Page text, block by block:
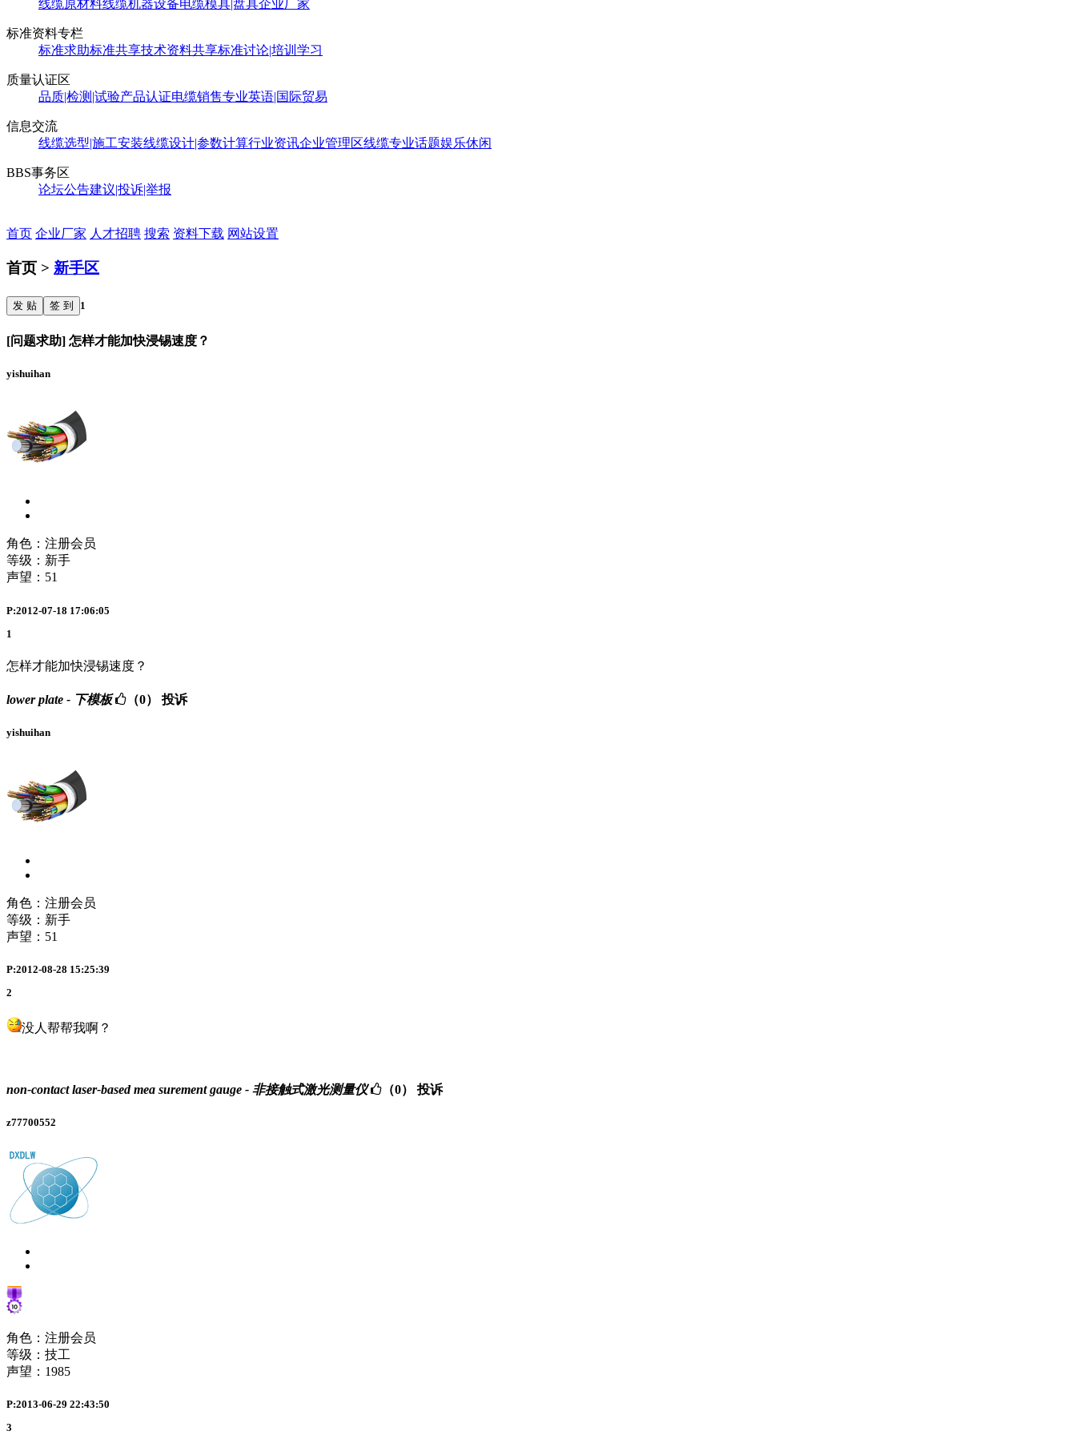
线缆原材料线缆机器设备电缆模具|盘具企业厂家
标准资料专栏
标准求助标准共享技术资料共享标准讨论|培训学习
质量认证区
品质|检测|试验产品认证电缆销售专业英语|国际贸易
信息交流
线缆选型|施工安装线缆设计|参数计算行业资讯企业管理区线缆专业话题娱乐休闲
BBS事务区
论坛公告建议|投诉|举报
首页 企业厂家 人才招聘 搜索 资料下载 网站设置
首页 > 新手区
发 贴 签 到 1
[问题求助] 怎样才能加快浸锡速度？
yishuihan
角色：注册会员
等级：新手
声望： 51
P:2012-07-18 17:06:05
1
怎样才能加快浸锡速度？
lower plate - 下模板 （0） 投诉
yishuihan
角色：注册会员
等级：新手
声望： 51
P:2012-08-28 15:25:39
2
没人帮帮我啊？
non-contact laser-based mea surement gauge - 非接触式激光测量仪 （0） 投诉
z77700552
角色：注册会员
等级：技工
声望： 1985
P:2013-06-29 22:43:50
3